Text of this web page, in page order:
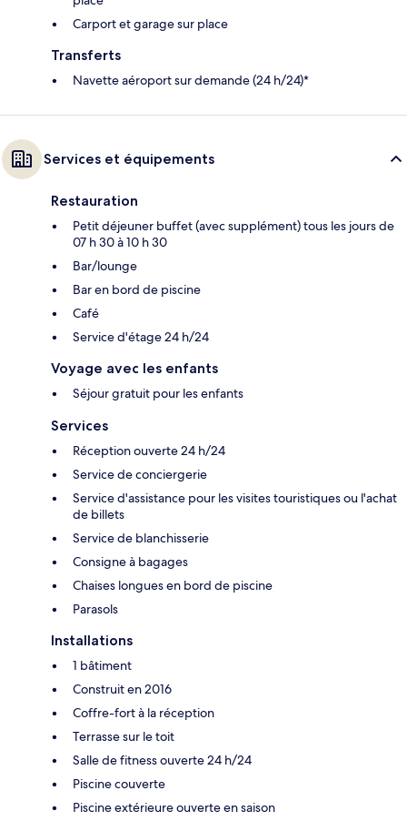
Carport et garage sur place
Transferts
Navette aéroport sur demande (24 h/24)*
Services et équipements
Restauration
Petit déjeuner buffet (avec supplément) tous les jours de
07 h 30 à 10 h 30
Bar/lounge
Bar en bord de piscine
Café
Service d'étage 24 h/24
Voyage avec les enfants
Séjour gratuit pour les enfants
Services
Réception ouverte 24 h/24
Service de conciergerie
Service d'assistance pour les visites touristiques ou l'achat
de billets
Service de blanchisserie
Consigne à bagages
Chaises longues en bord de piscine
Parasols
Installations
1 bâtiment
Construit en 2016
Coffre-fort à la réception
Terrasse sur le toit
Salle de fitness ouverte 24 h/24
Piscine couverte
Piscine extérieure ouverte en saison